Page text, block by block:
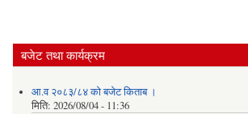
बजेट तथा कार्यक्रम
आ.व २०८३/८४ को बजेट किताब ।
मिति: 2026/08/04 - 11:36